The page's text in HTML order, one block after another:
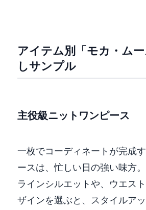
アイテム別「モカ・ム
しサンプル
主役級ニットワンピース
一枚でコーディネートが完成
ースは、忙しい日の強い味方
ラインシルエットや、ウエス
ザインを選ぶと、スタイルア